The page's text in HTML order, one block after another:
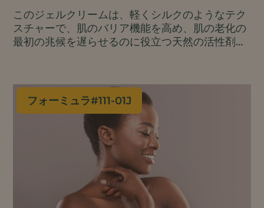
このジェルクリームは、軽くシルクのようなテク
スチャーで、肌のバリア機能を高め、肌の老化の
最初の兆候を遅らせるのに役立つ天然の活性剤と
使用するエネルギーも少なくてすみます。.
フォーミュラ#111-01J